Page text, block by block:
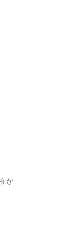
が